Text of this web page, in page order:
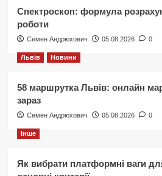
Спектроскоп: формула
роботи
Семен Андрюхович 05.08.2026 0
Львів Новини
58 маршрутка Львів: онлайн
зараз
Семен Андрюхович 05.08.2026 0
Інше
Як вибрати платформні ваги